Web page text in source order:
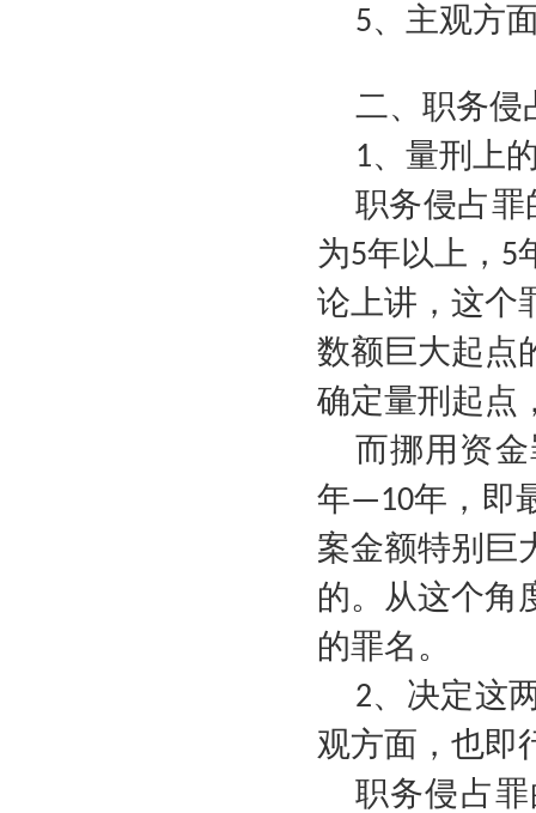
5、主观方
二、职务侵
1、量刑上
职务侵占
为5年以上， 5
论上讲，这个
数额巨大起点
确定量刑起点
而挪用资
年—10年，即
案金额特别巨
的。从这个角
的罪名。
2、决定这
观方面，也即
职务侵占